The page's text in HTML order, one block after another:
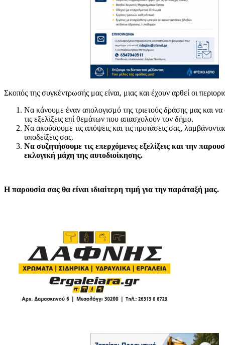
Σκοπός της συγκέντρωσής μας είναι, μιας και έχουν αρθεί οι
Να κάνουμε έναν απολογισμό της τριετούς δράσης μας και
τις εξελίξεις επί θεμάτων που απασχολούν τον δήμο.
Να ακούσουμε τις απόψεις και τις προτάσεις σας,
υποδείξεις σας.
Να συζητήσουμε τις επερχόμενες εξελίξεις και την
εκλογική μάχη της αυτοδιοίκησης.
Η παρουσία σας θα είναι ιδιαίτερη τιμή για την παράταξή μας.